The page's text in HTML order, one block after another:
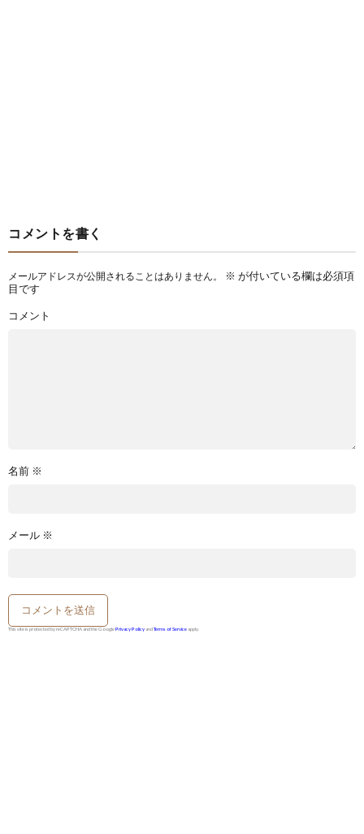
コメントを書く
メールアドレスが公開されることはありません。 ※ が付いている欄は必須項
目です
コメント
名前 ※
メール ※
This site is protected by reCAPTCHA and the GooglePrivacy Policy andTerms of Service apply.